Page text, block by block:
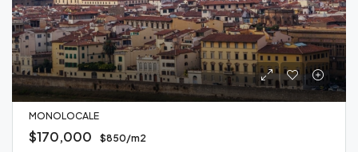
MONOLOCALE
$170,000 $850/m2